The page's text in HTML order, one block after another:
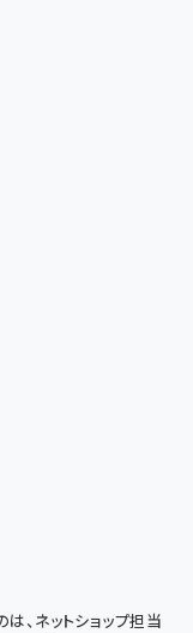
、ネットショップ担当